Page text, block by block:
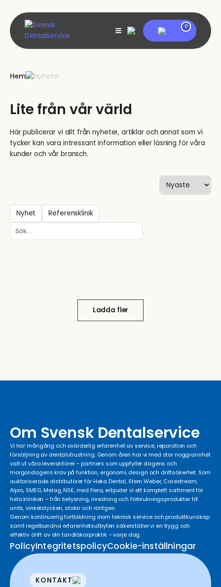
content
My account
View
shopping
0
Hem Nyheter
Lite från vår värld
Här publicerar vi allt från nyheter, artiklar och annat som vi
tycker kan vara intressant information eller läsning för våra
kunder och vår bransch.
Nyhet Referensklinik
Ladda fler
Om Svensk Dentalservice
Vi har mångårig och ovärderlig erfarenhet av service, reparation och
försäljning av dentalutrustning. Genom åren har vi med stor noggrannhet
valt ut våra leverantörer – partners som uppfyller dagens och
morgondagens krav på funktion, ergonomi, design och driftsäkerhet. Som
auktoriserade distributörer för Heka Dental, Stern Weber, Carestream,
Alpro, SMEG, Melag, NSK, med flera, erbjuder vi ett komplett sortiment för
hela kliniken – från belysning, inredning och förbrukningsprodukter till
units, vinkelstycken, stolar och röntgen.
Genom kontinuerlig fortbildning inom teknisk service och produktkunskap
samt regelbundna erfarenhetsutbyten säkerställer vi en trygg och
effektiv drift av din tandläkarpraktik – varje dag.
PolicyIntegritetspolicyCookie-inställningar
KONTAKT